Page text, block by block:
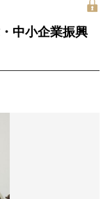
中小企業振興